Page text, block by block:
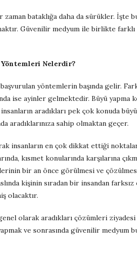
bataklığa daha da sürükler. İşte
Güvenilir medyum ile birlikte
Yöntemleri Nelerdir?
yöntemlerin başında gelir.
ise ayinler gelmektedir. Büyü yapma
aradıkları pek çok konuda
aradıklarınıza sahip olmaktan geçer.
insanların en çok dikkat ettiği
kısmet konularında karşılarına
bir an önce görülmesi ve
kişinin sıradan bir insandan
olacaktır.
olarak aradıkları çözümleri
ve sonrasında güvenilir medyum